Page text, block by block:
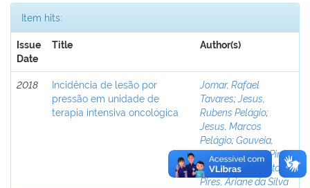
Item hits:
Issue
Date
Title Author(s)
2018
Incidência de lesão por
pressão em unidade de
terapia intensiva oncológica
Jomar, Rafael
Tavares;Jesus,
Rubens Pelágio;
Jesus, Marcos
Pelágio;Gouveia,
Bárbara Rocha;Pinto,
Eriane Nascimento
Pires, Ariane da Silva